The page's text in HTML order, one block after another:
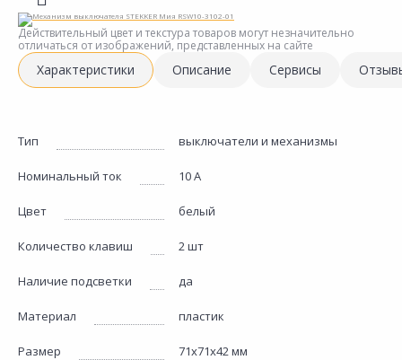
Недавно просмотренные
товары
Действительный цвет и текстура товаров могут незначительно
отличаться от изображений, представленных на сайте
Характеристики Описание Сервисы
Тип выключатели и механизмы
Номинальный ток 10 А
Цвет белый
Количество клавиш 2 шт
Наличие подсветки да
Материал пластик
Размер 71х71х42 мм